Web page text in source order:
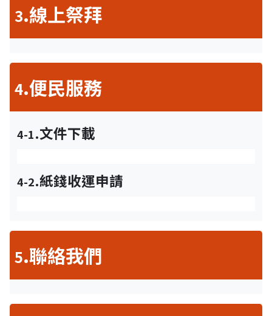
3.線上祭拜
4.便民服務
4-1.文件下載
4-2.紙錢收運申請
5.聯絡我們